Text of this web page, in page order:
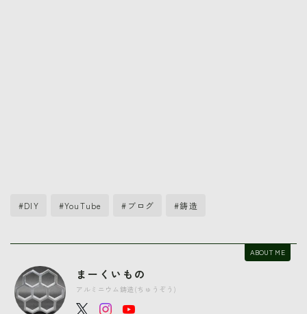
#DIY #YouTube #ブログ #鋳造
ABOUT ME
まーくいもの
アルミニウム鋳造(ちゅうぞう)